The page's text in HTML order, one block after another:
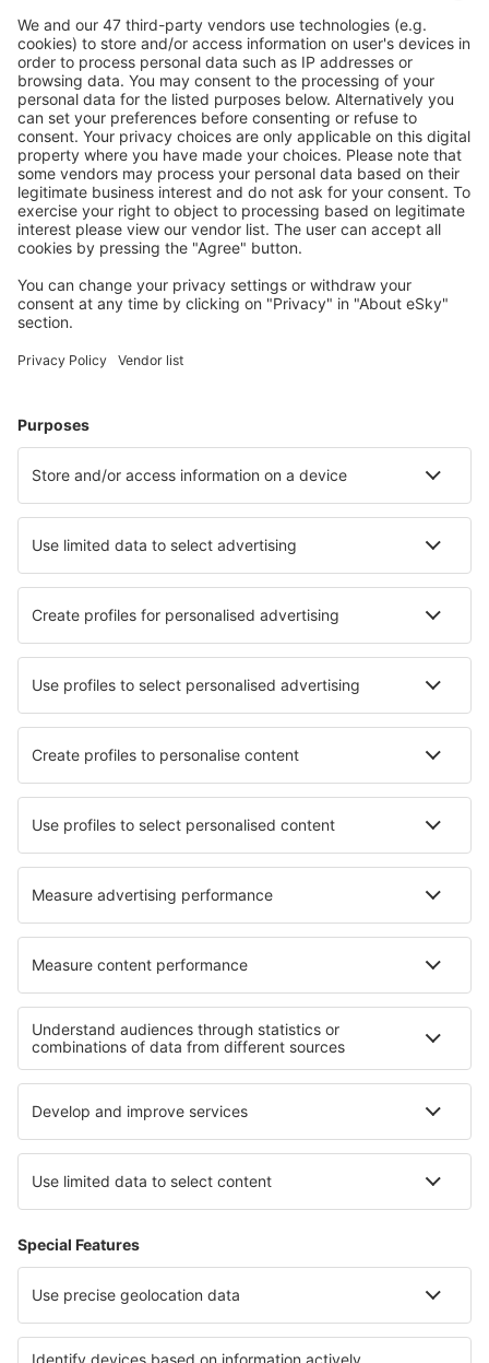
Planifică ȋn siguranţă
Rezervare fără griji cu opțiune gratuită de anulare.
Economiseşte mai mult
Prețuri atractive și oferte speciale pentru utilizatorii
conectați.
Cazarea preferată
Alege din peste 1,3 mil. de opţiuni: hoteluri, cabane,
Cele mai căutate hoteluri de către utilizatorii eSky
Hoteluri în Paris
Hoteluri în Frejus Hoteluri în Le Cap d`Agde
Hoteluri în Balaruc-les-Bains Hoteluri în La Teste-de-Buch
Hoteluri în Soorts-Hossegor Hoteluri în Le Grau Du Roi
Cele mai bune hoteluri - orașe
Hoteluri în Engel's Hoteluri în Jakabszállás
Hoteluri în Moroleon Hoteluri în Zomba
Hoteluri în Primm Hoteluri Dawwar Al Hajj Ahmad
Cele mai bune hoteluri - regiuni
Hoteluri în Midi-Pyrenees Hoteluri în Picardy
Hoteluri în Alsacia Hoteluri către Languedoc-Roussillon
Hoteluri în Regiunea Mont Blanc
Hoteluri în Huila Hoteluri in Pazargik